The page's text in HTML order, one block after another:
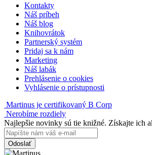
Kontakty
Náš príbeh
Náš blog
Knihovrátok
Partnerský systém
Pridaj sa k nám
Marketing
Náš labák
Prehlásenie o cookies
Vyhlásenie o prístupnosti
Martinus je certifikovaný B Corp
Nerobíme rozdiely
Najlepšie novinky sú tie knižné. Získajte ich
Odoslať